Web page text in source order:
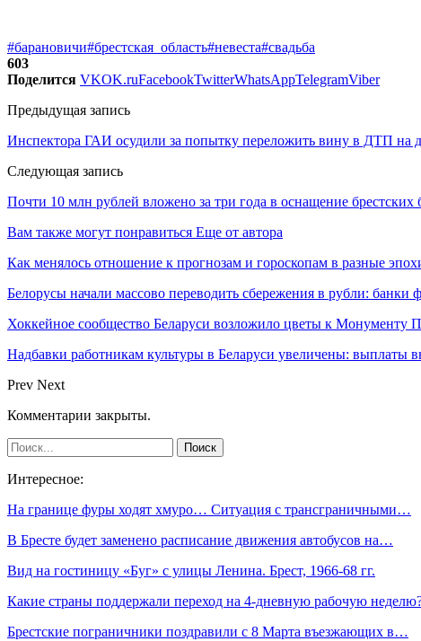
#барановичи#брестская_область#невеста#свадьба
603
Поделится VKOK.ruFacebookTwitterWhatsAppTelegramViber
Предыдущая запись
Инспектора ГАИ осудили за попытку переложить вину в ДТП на
Следующая запись
Почти 10 млн рублей вложено за три года в оснащение
Вам также могут понравиться Еще от автора
Как менялось отношение к прогнозам и гороскопам в разные
Белорусы начали массово переводить сбережения в рубли:
Хоккейное сообщество Беларуси возложило цветы к Монументу
Надбавки работникам культуры в Беларуси увеличены: выплаты
Prev Next
Комментарии закрыты.
Интересное:
На границе фуры ходят хмуро… Ситуация с трансграничными…
В Бресте будет заменено расписание движения автобусов на…
Вид на гостиницу «Буг» с улицы Ленина. Брест, 1966-68 гг.
Какие страны поддержали переход на 4-дневную рабочую
Брестские пограничники поздравили с 8 Марта въезжающих в…